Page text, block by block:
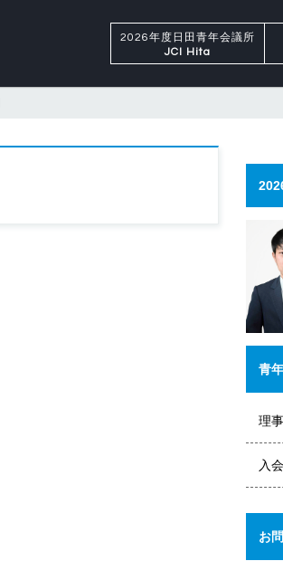
2026年度日田青年会議所
JCI Hita
青
理
入
お